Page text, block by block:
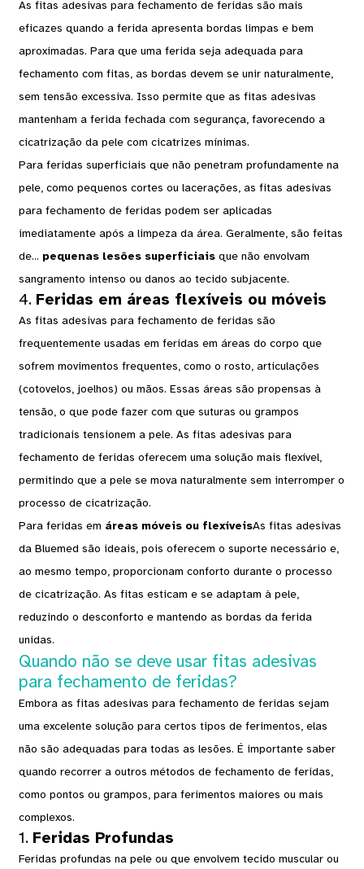
As fitas adesivas para fechamento de feridas são mais
eficazes quando a ferida apresenta bordas limpas e bem
aproximadas. Para que uma ferida seja adequada para
fechamento com fitas, as bordas devem se unir naturalmente,
sem tensão excessiva. Isso permite que as fitas adesivas
mantenham a ferida fechada com segurança, favorecendo a
cicatrização da pele com cicatrizes mínimas.
Para feridas superficiais que não penetram profundamente na
pele, como pequenos cortes ou lacerações, as fitas adesivas
para fechamento de feridas podem ser aplicadas
imediatamente após a limpeza da área. Geralmente, são feitas
de... pequenas lesões superficiaisque não envolvam
sangramento intenso ou danos ao tecido subjacente.
4. Feridas em áreas flexíveis ou móveis
As fitas adesivas para fechamento de feridas são
frequentemente usadas em feridas em áreas do corpo que
sofrem movimentos frequentes, como o rosto, articulações
(cotovelos, joelhos) ou mãos. Essas áreas são propensas à
tensão, o que pode fazer com que suturas ou grampos
tradicionais tensionem a pele. As fitas adesivas para
fechamento de feridas oferecem uma solução mais flexível,
permitindo que a pele se mova naturalmente sem interromper o
processo de cicatrização.
Para feridas em áreas móveis ou flexíveisAs fitas adesivas
da Bluemed ​​são ideais, pois oferecem o suporte necessário e,
ao mesmo tempo, proporcionam conforto durante o processo
de cicatrização. As fitas esticam e se adaptam à pele,
reduzindo o desconforto e mantendo as bordas da ferida
unidas.
Quando não se deve usar fitas adesivas
para fechamento de feridas?
Embora as fitas adesivas para fechamento de feridas sejam
uma excelente solução para certos tipos de ferimentos, elas
não são adequadas para todas as lesões. É importante saber
quando recorrer a outros métodos de fechamento de feridas,
como pontos ou grampos, para ferimentos maiores ou mais
complexos.
1. Feridas Profundas
Feridas profundas na pele ou que envolvem tecido muscular ou